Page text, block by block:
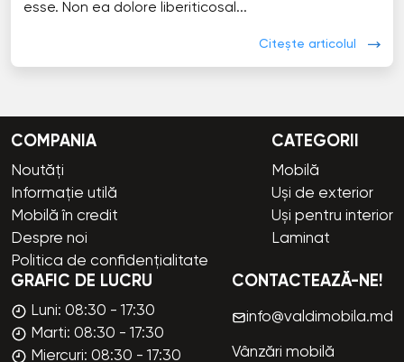
esse. Non ea dolore liberiticosal...
Citește articolul
COMPANIA
Noutăți
Informație utilă
Mobilă în credit
Despre noi
Politica de confidențialitate
CATEGORII
Mobilă
Uși de exterior
Uși pentru interior
Laminat
GRAFIC DE LUCRU
Luni: 08:30 - 17:30
Marti: 08:30 - 17:30
Miercuri: 08:30 - 17:30
CONTACTEAZĂ-NE!
info@valdimobila.md
Vânzări mobilă